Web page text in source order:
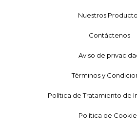
Nuestros
Contáctenos
Aviso de
Términos y
Política de Tratamiento de
Política de